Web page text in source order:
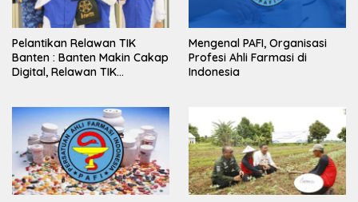
Pelantikan Relawan TIK
Banten : Banten Makin Cakap
Digital, Relawan TIK
Mengenal PAFI, Organisasi
Profesi Ahli Farmasi di
Indonesia